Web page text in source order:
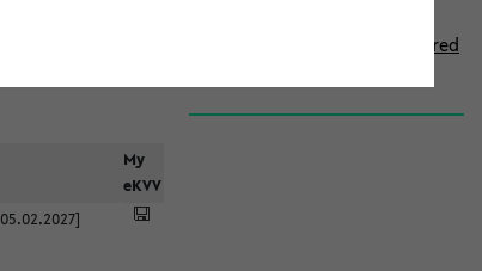
My
eKVV
How to indicate courses offered